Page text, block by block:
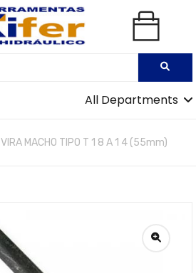
All Departments
VIRA MACHO TIPO T 1 8 A 1 4 (55mm)